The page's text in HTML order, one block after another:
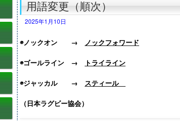
用語変更（順次）
2025年1月10日
◉ノックオン → ノックフォワード
◉ゴールライン → トライライン
◉ジャッカル → スティール
（日本ラグビー協会）